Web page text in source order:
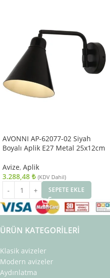
AVONNI AP-62077-02 Siyah
Boyalı Aplik E27 Metal 25x12cm
Avize, Aplik
3.288,48 ₺ (KDV Dahil)
SEPETE EKLE
ÜRÜN KATEGORILERI
Klasik avizeler
Modern avizeler
Aydınlatma